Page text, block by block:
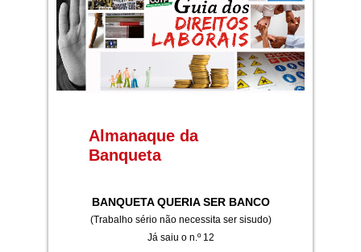
Almanaque da
Banqueta
BANQUETA QUERIA SER BANCO
(Trabalho sério não necessita ser sisudo)
Já saiu o n.º 12